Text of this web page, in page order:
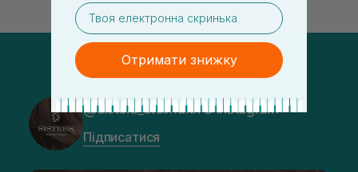
@sisters_stelmakh в Instagram
Підписатися
email
Отримати знижку